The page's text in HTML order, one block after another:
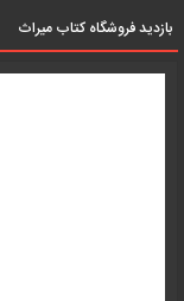
بازدید فروشگاه کتاب میراث